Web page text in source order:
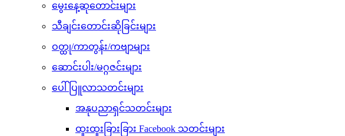
မွေးနေ့ဆုတောင်းများ
သီချင်းတောင်းဆိုခြင်းများ
ဝတ္ထု/ကာတွန်း/ကဗျာများ
ဆောင်းပါး/မဂ္ဂဇင်းများ
ပေါ်ပြူလာသတင်းများ
အနုပညာရှင်သတင်းများ
ထူးထူးခြားခြား Facebook သတင်းများ